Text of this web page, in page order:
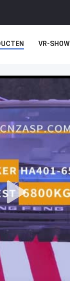
VR-SHOW